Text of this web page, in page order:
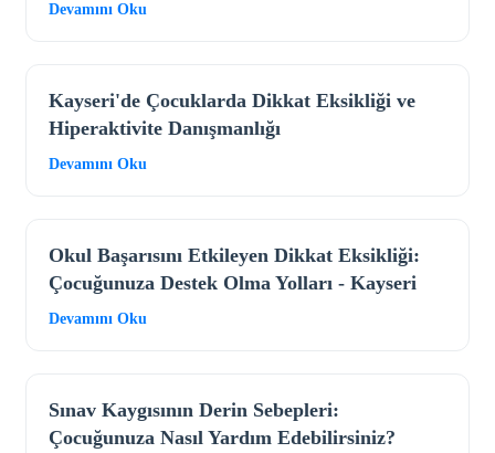
Devamını Oku
Kayseri'de Çocuklarda Dikkat Eksikliği ve
Hiperaktivite Danışmanlığı
Devamını Oku
Okul Başarısını Etkileyen Dikkat Eksikliği:
Çocuğunuza Destek Olma Yolları - Kayseri
Devamını Oku
Sınav Kaygısının Derin Sebepleri:
Çocuğunuza Nasıl Yardım Edebilirsiniz?